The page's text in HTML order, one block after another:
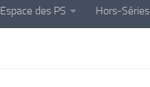
Espace des PS Hors-Séries